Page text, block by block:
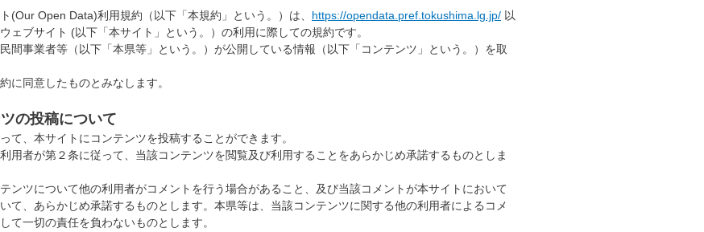
(Our Open Data)利用規約（以下「本規約」という。）は、 https://opendata.pref.tokushima.lg.jp/ 以
ェブサイト (以下「本サイト」という。）の利用に際しての規約です。
間事業者等（以下「本県等」という。）が公開している情報（以下「コンテンツ」という。）を取
同意したものとみなします。
の投稿について
て、本サイトにコンテンツを投稿することができます。
用者が第２条に従って、当該コンテンツを閲覧及び利用することをあらかじめ承諾するものとしま
ンツについて他の利用者がコメントを行う場合があること、及び当該コメントが本サイトにおいて
て、あらかじめ承諾するものとします。本県等は、当該コンテンツに関する他の利用者によるコメ
て一切の責任を負わないものとします。